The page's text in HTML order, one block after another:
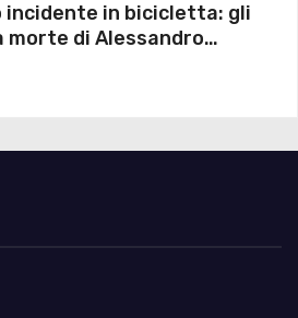
incidente in bicicletta: gli
di Alessandro